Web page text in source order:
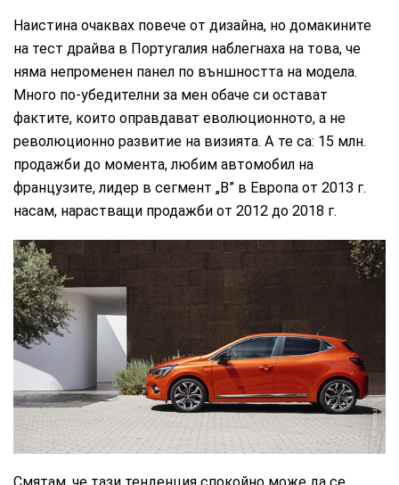
Наистина очаквах повече от дизайна, но домакините
на тест драйва в Португалия наблегнаха на това, че
няма непроменен панел по външността на модела.
Много по-убедителни за мен обаче си остават
фактите, които оправдават еволюционното, а не
революционно развитие на визията. А те са: 15 млн.
продажби до момента, любим автомобил на
французите, лидер в сегмент „В” в Европа от 2013 г.
насам, нарастващи продажби от 2012 до 2018 г.
Renault